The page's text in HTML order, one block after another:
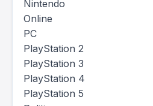
Nintendo
Online
PC
PlayStation 2
PlayStation 3
PlayStation 4
PlayStation 5